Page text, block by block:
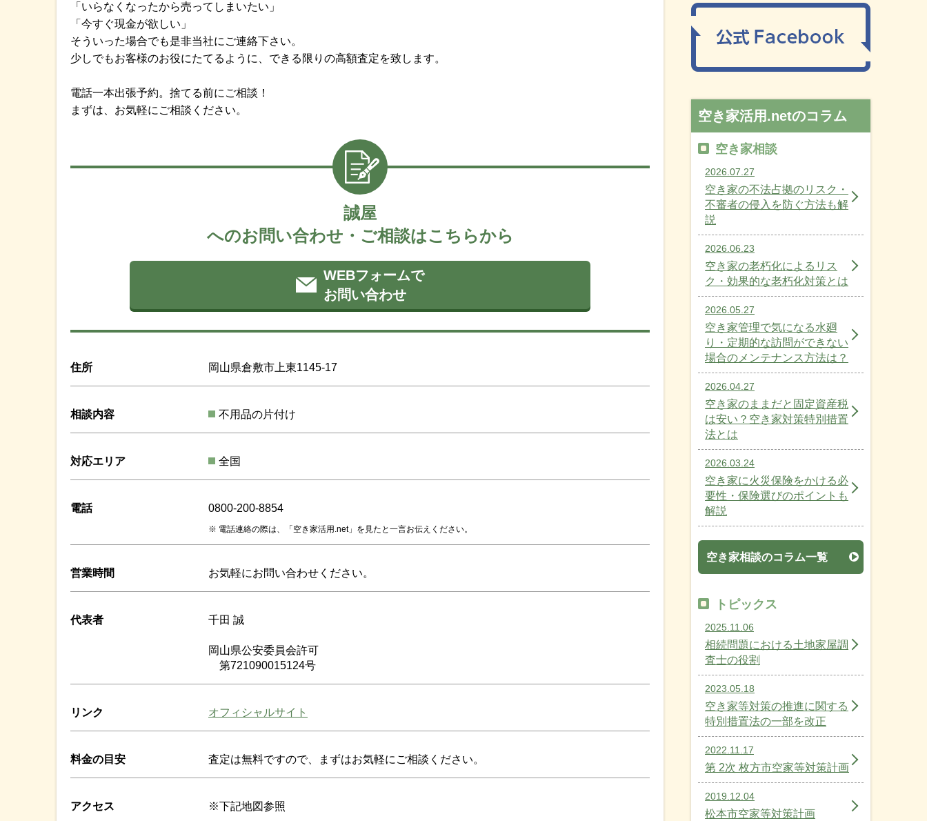
「いらなくなったから売ってしまいたい」
「今すぐ現金が欲しい」
そういった場合でも是非当社にご連絡下さい。
少しでもお客様のお役にたてるように、できる限りの高額査定を致します。
電話一本出張予約。捨てる前にご相談！
まずは、お気軽にご相談ください。
誠屋
へのお問い合わせ・ご相談はこちらから
WEBフォームで
お問い合わせ
住所 岡山県倉敷市上東1145-17
相談内容 不用品の片付け
対応エリア 全国
電話 0800-200-8854
電話連絡の際は、「空き家活用.net」を見たと一言お伝えください。
営業時間 お気軽にお問い合わせください。
代表者 千田 誠
岡山県公安委員会許可
第721090015124号
リンク オフィシャルサイト
料金の目安 査定は無料ですので、まずはお気軽にご相談ください。
アクセス ※下記地図参照
空き家活用.netのコラム
空き家相談
2026.07.27
空き家の不法占拠のリスク・
不審者の侵入を防ぐ方法も解
説
2026.06.23
空き家の老朽化によるリス
ク・効果的な老朽化対策とは
2026.05.27
空き家管理で気になる水廻
り・定期的な訪問ができない
場合のメンテナンス方法は？
2026.04.27
空き家のままだと固定資産税
は安い？空き家対策特別措置
法とは
2026.03.24
空き家に火災保険をかける必
要性・保険選びのポイントも
解説
空き家相談のコラム一覧
トピックス
2025.11.06
相続問題における土地家屋調
査士の役割
2023.05.18
空き家等対策の推進に関する
特別措置法の一部を改正
2022.11.17
第 2次 枚方市空家等対策計画
2019.12.04
松本市空家等対策計画